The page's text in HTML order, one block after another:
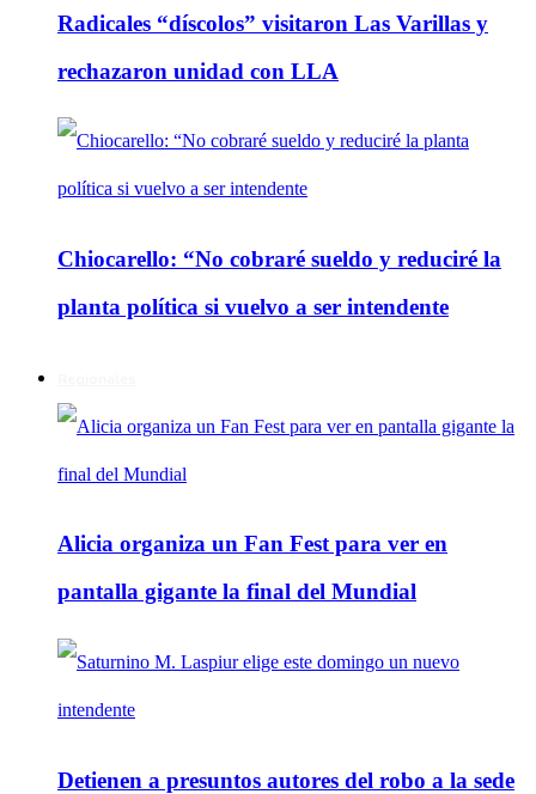
Radicales “díscolos” visitaron Las Varillas y
rechazaron unidad con LLA
Chiocarello: “No cobraré sueldo y reduciré la
planta política si vuelvo a ser intendente
Alicia organiza un Fan Fest para ver en
pantalla gigante la final del Mundial
Detienen a presuntos autores del robo a la sede